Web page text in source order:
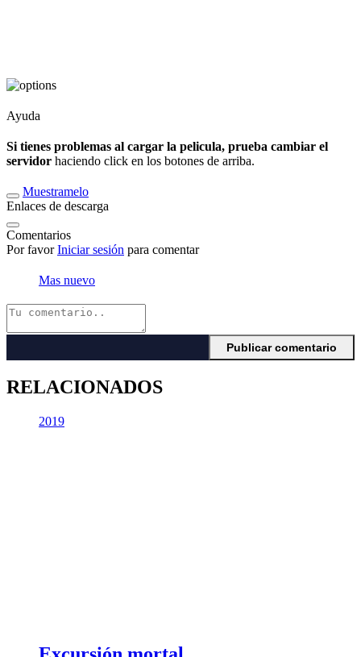
Ayuda
Si tienes problemas al cargar la pelicula, prueba cambiar el
servidor haciendo click en los botones de arriba.
Muestramelo
Enlaces de descarga
Comentarios
Por favorIniciar sesión para comentar
Mas nuevo
RELACIONADOS
2019